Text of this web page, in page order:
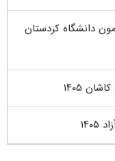
دانشگاه کردستان
۱۴۰۵